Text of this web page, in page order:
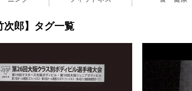
次郎】タグ一覧